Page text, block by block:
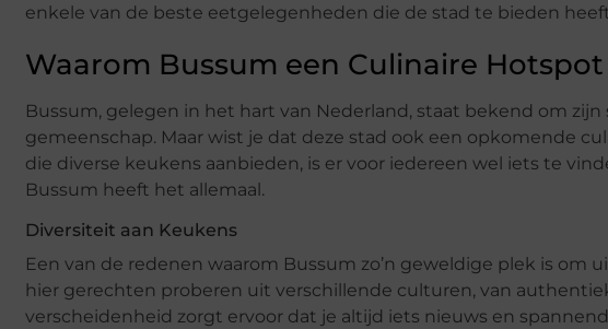
enkele van de beste eetgelegenheden die de stad te bieden
Waarom Bussum een Culinaire Hotspot
Bussum, gelegen in het hart van Nederland, staat bekend om
gemeenschap. Maar wist je dat deze stad ook een opkomende
die diverse keukens aanbieden, is er voor iedereen wel iets te
Bussum heeft het allemaal.
Diversiteit aan Keukens
Een van de redenen waarom Bussum zo’n geweldige plek is om
hier gerechten proberen uit verschillende culturen, van
verscheidenheid zorgt ervoor dat je altijd iets nieuws en